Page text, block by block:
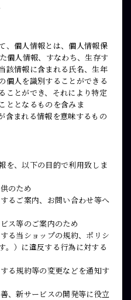
、個人情報とは、個人情報保
個人情報、すなわち、生存す
該情報に含まれる氏名、生年
個人を識別することができる
ことができ、それにより特定
ととなるものを含みま
含まれる情報を意味するもの
を、以下の目的で利用致しま
のため
るご案内、お問い合わせ等へ
ス等のご案内のため
る当ショップの規約、ポリシ
。）に違反する行為に対する
る規約等の変更などを通知す
、新サービスの開発等に役立